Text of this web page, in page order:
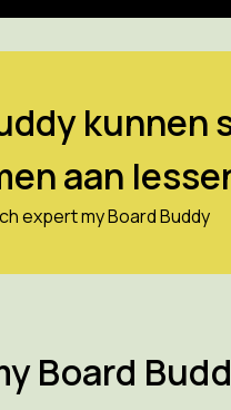
aan
expert my Board Buddy
Board